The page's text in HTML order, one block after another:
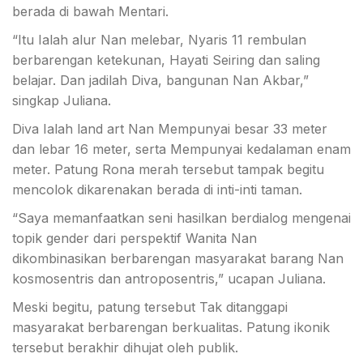
berada di bawah Mentari.
“Itu Ialah alur Nan melebar, Nyaris 11 rembulan
berbarengan ketekunan, Hayati Seiring dan saling
belajar. Dan jadilah Diva, bangunan Nan Akbar,”
singkap Juliana.
Diva Ialah land art Nan Mempunyai besar 33 meter
dan lebar 16 meter, serta Mempunyai kedalaman enam
meter. Patung Rona merah tersebut tampak begitu
mencolok dikarenakan berada di inti-inti taman.
“Saya memanfaatkan seni hasilkan berdialog mengenai
topik gender dari perspektif Wanita Nan
dikombinasikan berbarengan masyarakat barang Nan
kosmosentris dan antroposentris,” ucapan Juliana.
Meski begitu, patung tersebut Tak ditanggapi
masyarakat berbarengan berkualitas. Patung ikonik
tersebut berakhir dihujat oleh publik.